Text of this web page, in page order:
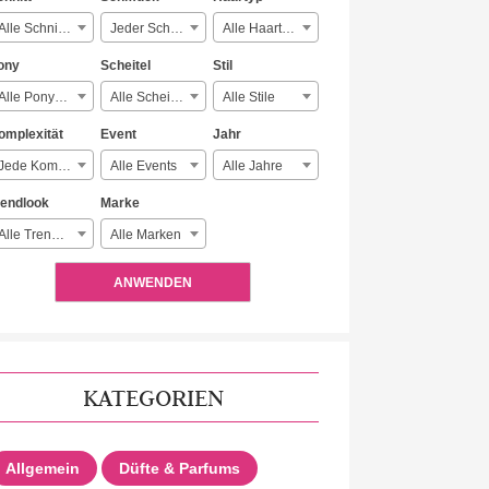
Alle Schnitte Jeder Schmuck Alle Haartypen
Alle Ponyarten
Scheitel
Alle Scheitelarten
Stil
Alle Stile
Jede Komplexität
Event
Alle Events
Jahr
Alle Jahre
Alle Trendlooks
Marke
Alle Marken
ANWENDEN
KATEGORIEN
Allgemein Düfte & Parfums